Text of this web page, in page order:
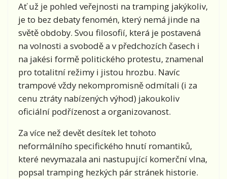
Ať už je pohled veřejnosti na tramping jakýkoliv,
je to bez debaty fenomén, který nemá jinde na
světě obdoby. Svou filosofií, která je postavená
na volnosti a svobodě a v předchozích časech i
na jakési formě politického protestu, znamenal
pro totalitní režimy i jistou hrozbu. Navíc
trampové vždy nekompromisně odmítali (i za
cenu ztráty nabízených výhod) jakoukoliv
oficiální podřízenost a organizovanost.
Za více než devět desítek let tohoto
neformálního specifického hnutí romantiků,
které nevymazala ani nastupující komerční vlna,
popsal tramping hezkých pár stránek historie.